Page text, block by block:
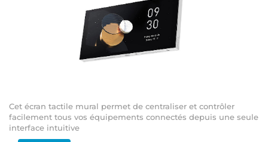
Cet écran tactile mural permet de centraliser et contrôler
facilement tous vos équipements connectés depuis une seule
interface intuitive